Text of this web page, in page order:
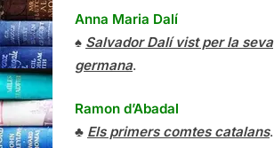
Anna Maria Dalí
♠ Salvador Dalí vist per la seva
germana.
Ramon d’Abadal
♣ Els primers comtes catalans.